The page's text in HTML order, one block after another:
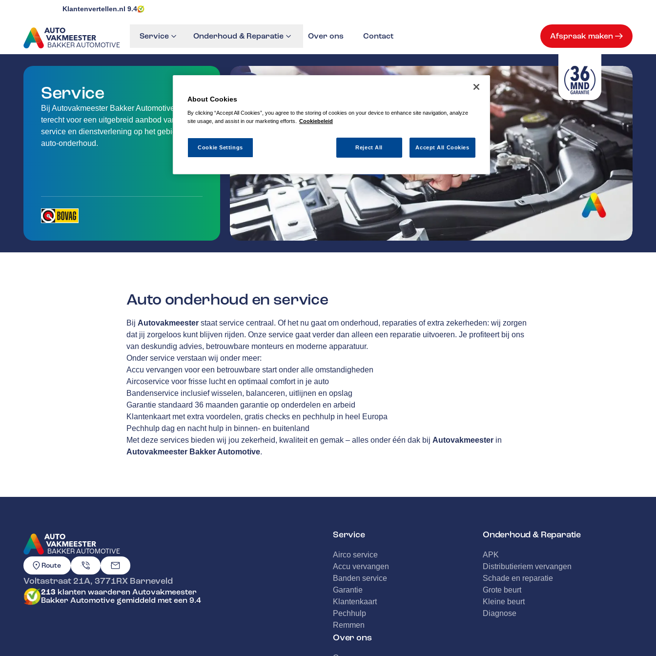
Klantenvertellen.nl 9.4
BAKKER AUTOMOTIVE
GA NAAR DE HOMEPAGINA
Service Onderhoud & Reparatie Over ons Contact Afspraak maken
Service
Bij Autovakmeester Bakker Automotive kan je
terecht voor een uitgebreid aanbod van
service en dienstverlening op het gebied van
auto-onderhoud.
Auto onderhoud en service
Bij Autovakmeester staat service centraal. Of het nu gaat om onderhoud, reparaties of extra zekerheden: wij zorgen
dat jij zorgeloos kunt blijven rijden. Onze service gaat verder dan alleen een reparatie uitvoeren. Je profiteert bij ons
van deskundig advies, betrouwbare monteurs en moderne apparatuur.
Onder service verstaan wij onder meer:
Accu vervangen voor een betrouwbare start onder alle omstandigheden
Aircoservice voor frisse lucht en optimaal comfort in je auto
Bandenservice inclusief wisselen, balanceren, uitlijnen en opslag
Garantie standaard 36 maanden garantie op onderdelen en arbeid
Klantenkaart met extra voordelen, gratis checks en pechhulp in heel Europa
Pechhulp dag en nacht hulp in binnen- en buitenland
Met deze services bieden wij jou zekerheid, kwaliteit en gemak – alles onder één dak bij Autovakmeester in
Autovakmeester Bakker Automotive.
BAKKER AUTOMOTIVE
GA NAAR DE HOMEPAGINA
Route
Voltastraat 21A, 3771RX Barneveld
213 klanten waarderen Autovakmeester
Bakker Automotive gemiddeld met een 9.4
Service
Airco service
Accu vervangen
Banden service
Garantie
Klantenkaart
Pechhulp
Remmen
Onderhoud & Reparatie
APK
Distributieriem vervangen
Schade en reparatie
Grote beurt
Kleine beurt
Diagnose
Over ons
About Cookies
By clicking “Accept All Cookies”, you agree to the storing of cookies on your device to enhance site navigation, analyze
site usage, and assist in our marketing efforts.
Cookiebeleid
Reject All Accept All Cookies
Cookie Settings